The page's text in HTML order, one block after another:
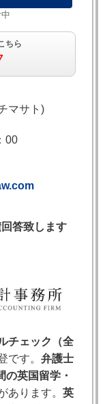
る場面
か
of the
。この条項は，
）が単なる目
す。
上位の条
損害賠償請求
ちら
マサト)
00
答致します
チェック（全
です。 弁護士
英国留学・
あります。 英